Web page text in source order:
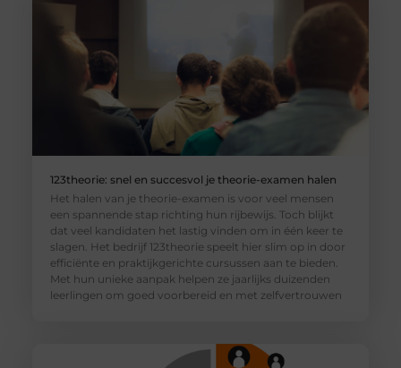
123theorie: snel en succesvol je theorie-examen halen
Het halen van je theorie-examen is voor veel mensen
een spannende stap richting hun rijbewijs. Toch blijkt
dat veel kandidaten het lastig vinden om in één keer te
slagen. Het bedrijf 123theorie speelt hier slim op in door
efficiënte en praktijkgerichte cursussen aan te bieden.
Met hun unieke aanpak helpen ze jaarlijks duizenden
leerlingen om goed voorbereid en met zelfvertrouwen